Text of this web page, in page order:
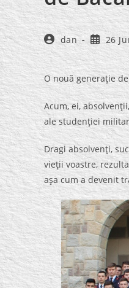
Post
author:
dan
Post26
O nouă generaţie
Acum, ei,
ale studenţiei
Dragi absolvenţi,
vieţii voastre,
aşa cum a devenit